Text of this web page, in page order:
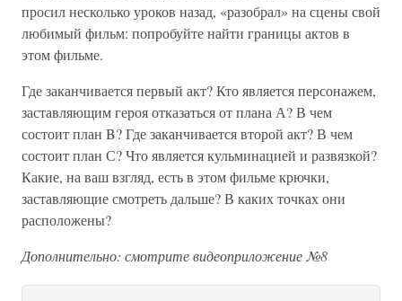
просил несколько уроков назад, «разобрал» на сцены свой
любимый фильм: попробуйте найти границы актов в
этом фильме.
Где заканчивается первый акт? Кто является персонажем,
заставляющим героя отказаться от плана А? В чем
состоит план B? Где заканчивается второй акт? В чем
состоит план С? Что является кульминацией и развязкой?
Какие, на ваш взгляд, есть в этом фильме крючки,
заставляющие смотреть дальше? В каких точках они
расположены?
Дополнительно: смотрите видеоприложение №8